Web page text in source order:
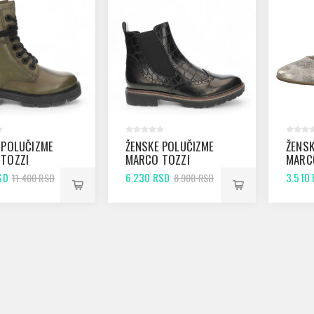
A.C.
11.400 RSD
ŽENSKE POLUČIZME
MARCO TOZZI
25433 BLACK
6.230 RSD 8.900 RSD 3.510